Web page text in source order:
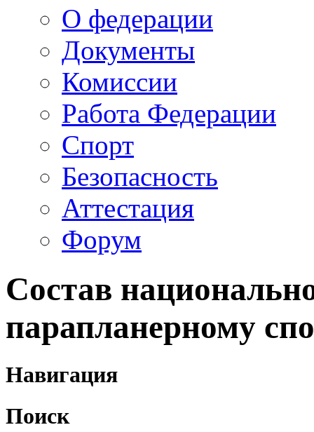
О федерации
Документы
Комиссии
Работа Федерации
Спорт
Безопасность
Аттестация
Форум
Состав
парапланерному
Навигация
Поиск